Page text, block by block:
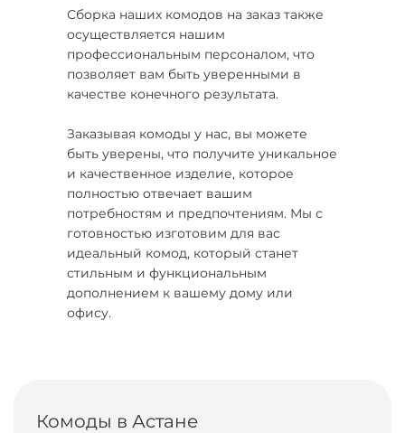
Сборка наших комодов на заказ также
осуществляется нашим
профессиональным персоналом, что
позволяет вам быть уверенными в
качестве конечного результата.
Заказывая комоды у нас, вы можете
быть уверены, что получите уникальное
и качественное изделие, которое
полностью отвечает вашим
потребностям и предпочтениям. Мы с
готовностью изготовим для вас
идеальный комод, который станет
стильным и функциональным
дополнением к вашему дому или
офису.
Комоды в Астане